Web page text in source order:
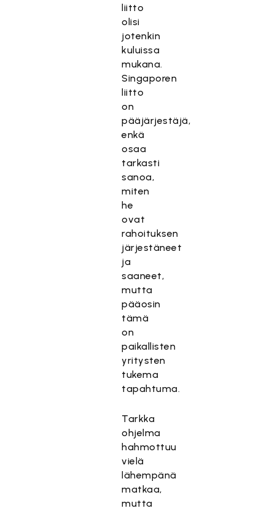
liitto
olisi
jotenkin
kuluissa
mukana.
Singaporen
liitto
on
pääjärjestäjä,
enkä
osaa
tarkasti
sanoa,
miten
he
ovat
rahoituksen
järjestäneet
ja
saaneet,
mutta
pääosin
tämä
on
paikallisten
yritysten
tukema
tapahtuma.
Tarkka
ohjelma
hahmottuu
vielä
lähempänä
matkaa,
mutta